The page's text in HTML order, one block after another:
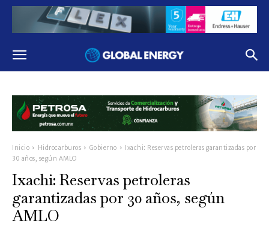
Inicio Hidrocarburos Gobierno
Ixachi: Reservas petroleras garantizadas por
30 años, según AMLO
Ixachi: Reservas petroleras
garantizadas por 30 años, según
AMLO